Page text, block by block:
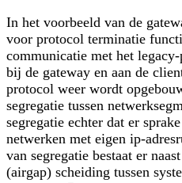
In het voorbeeld van de
voor protocol terminatie
communicatie met het
bij de gateway en aan de
protocol weer wordt
segregatie tussen
segregatie echter dat er
netwerken met eigen ip-
van segregatie bestaat er
(airgap) scheiding tussen